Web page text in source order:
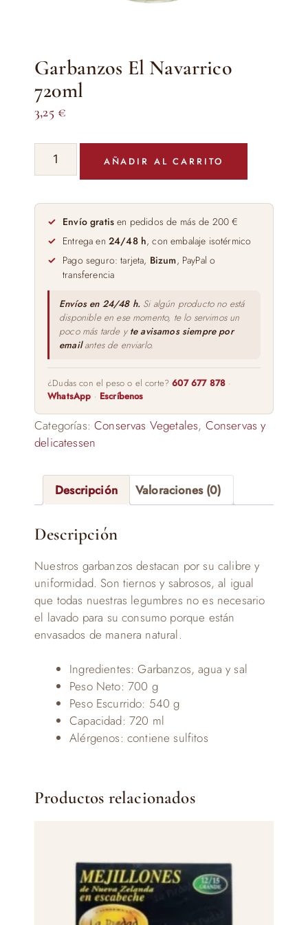
Garbanzos El Navarrico
720ml
3,25 €
Garbanzos
Navarrico
720ml
cantidad
AÑADIR AL CARRITO
Envío gratis en pedidos de más de 200 €
Entrega en 24/48 h, con embalaje isotérmico
Pago seguro: tarjeta, Bizum, PayPal o
transferencia
Envíos en 24/48 h. Si algún producto no está
disponible en ese momento, te lo servimos un
poco más tarde y te avisamos siempre por
emailantes de enviarlo.
¿Dudas con el peso o el corte?607 677 878 ·
WhatsApp · Escríbenos
Categorías:Conservas Vegetales, Conservas y
delicatessen
Descripción Valoraciones (0)
Descripción
Nuestros garbanzos destacan por su calibre y
uniformidad. Son tiernos y sabrosos, al igual
que todas nuestras legumbres no es necesario
el lavado para su consumo porque están
envasados de manera natural.
Ingredientes: Garbanzos, agua y sal
Peso Neto: 700 g
Peso Escurrido: 540 g
Capacidad: 720 ml
Alérgenos: contiene sulfitos
Productos relacionados